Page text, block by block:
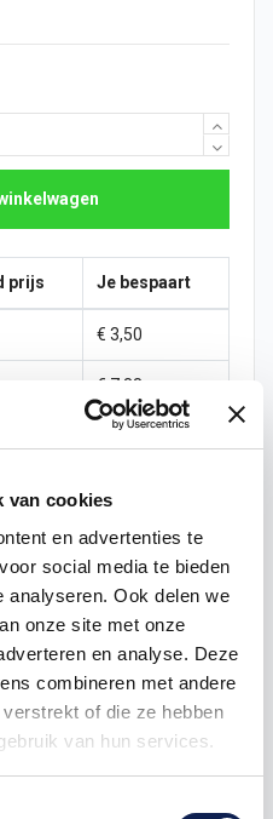
van cookies
en advertenties te
social media te bieden
analyseren. Ook delen we
onze site met onze
en analyse. Deze
combineren met andere
of die ze hebben
van hun services.
prijs Je bespaart
€ 3,50
€ 7,88
€ 15,31
€ 78,75
€ 175,00
€ 918,75